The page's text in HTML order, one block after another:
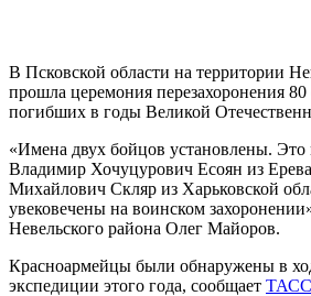
В Псковской области на территории
прошла церемония перезахоронения 80
погибших в годы Великой
«Имена двух бойцов установлены.
Владимир Хочуцурович Есоян из
Михайлович Скляр из Харьковской
увековечены на воинском
Невельского района Олег Майоров.
Красноармейцы были обнаружены в
экспедиции этого года, сообщает